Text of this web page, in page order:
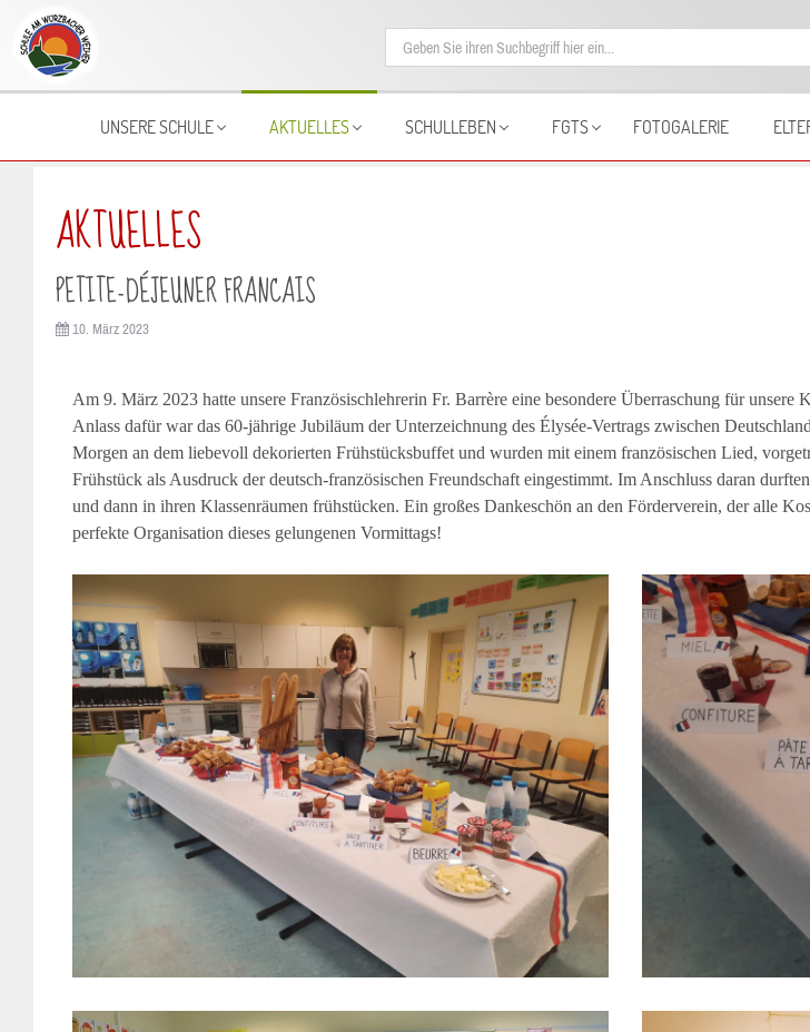
UNSERE SCHULE AKTUELLES SCHULLEBEN FGTS FOTOGALERIE
AKTUELLES
PETITE-DÉJEUNER FRANCAIS
10. März 2023
Am 9. März 2023 hatte unsere Französischlehrerin Fr. Barrère eine besondere Überraschung für unsere
Anlass dafür war das 60-jährige Jubiläum der Unterzeichnung des Élysée-Vertrags zwischen
Morgen an dem liebevoll dekorierten Frühstücksbuffet und wurden mit einem französischen Lied,
Frühstück als Ausdruck der deutsch-französischen Freundschaft eingestimmt. Im Anschluss daran
und dann in ihren Klassenräumen frühstücken. Ein großes Dankeschön an den Förderverein, der alle
perfekte Organisation dieses gelungenen Vormittags!